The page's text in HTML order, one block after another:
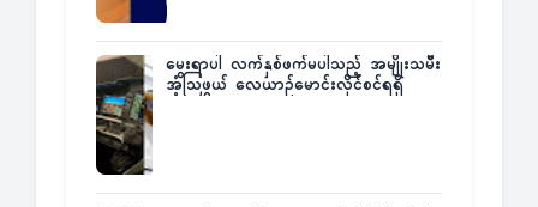
မွေးရာပါ လက်နှစ်ဖက်မပါသည့် အမျိုးသမီး
အံ့သြဖွယ် လေယာဉ်မောင်းလိုင်စင်ရရှိ